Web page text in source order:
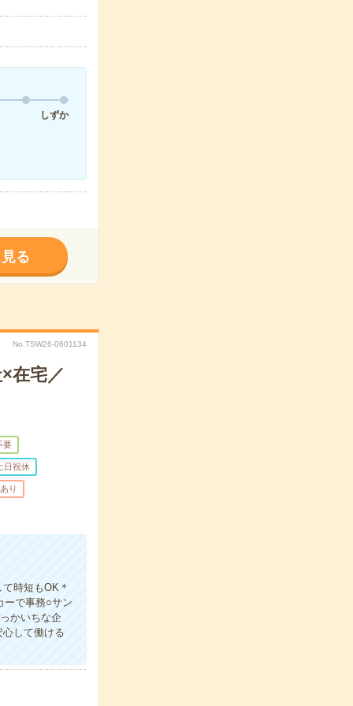
しずか
る
No.TSW26-0601134
在宅／
要
日祝休
り
時短もOK＊
ーで事務○サン
かいちな企
して働ける